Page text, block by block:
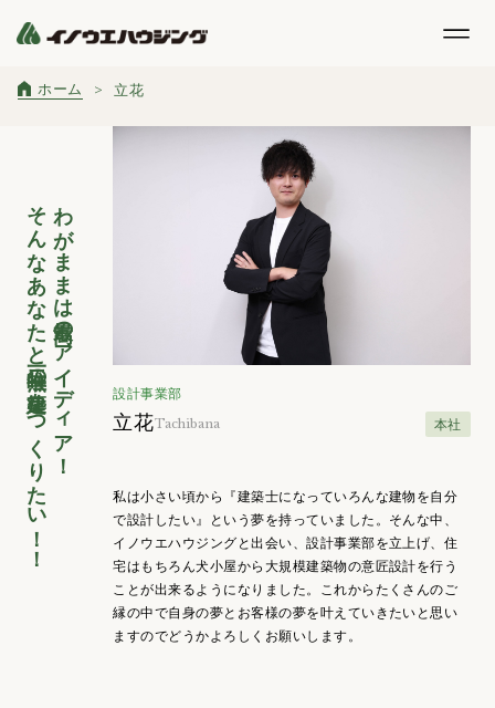
ホーム 立花
わがままは最高のアイディア！
そんなあなたと唯一無二の建築をつくりたい！！ 設計事業部
立花Tachibana 本社
私は小さい頃から『建築士になっていろんな建物を自分
で設計したい』という夢を持っていました。そんな中、
イノウエハウジングと出会い、設計事業部を立上げ、住
宅はもちろん犬小屋から大規模建築物の意匠設計を行う
ことが出来るようになりました。これからたくさんのご
縁の中で自身の夢とお客様の夢を叶えていきたいと思い
ますのでどうかよろしくお願いします。